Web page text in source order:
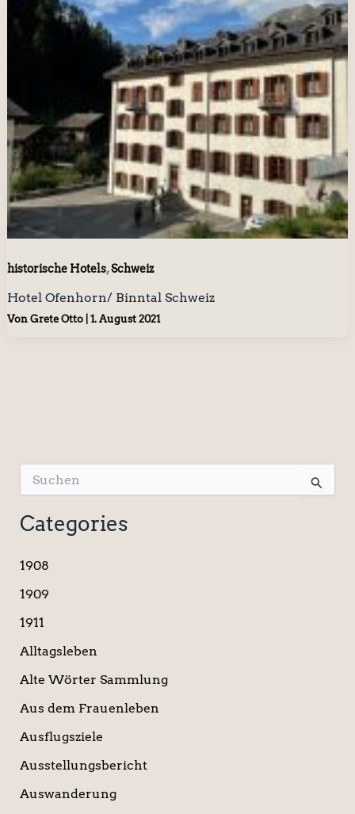
historische Hotels,Schweiz
Hotel Ofenhorn/ Binntal Schweiz
Von Grete Otto 1. August 2021
u
c
h
n
a
h
Categories
1908
1909
1911
Alltagsleben
Alte Wörter Sammlung
Aus dem Frauenleben
Ausflugsziele
Ausstellungsbericht
Auswanderung